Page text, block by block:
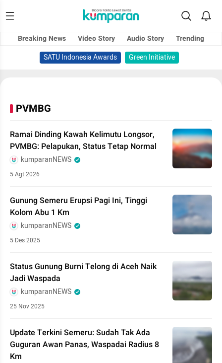
Breaking News Video Story Audio Story
Trending
SATU Indonesia Awards
Green Initiative
PVMBG
Ramai Dinding Kawah Kelimutu Longsor,
PVMBG: Pelapukan, Status Tetap Normal
kumparanNEWS
5 Agt 2026
Gunung Semeru Erupsi Pagi Ini, Tinggi
Kolom Abu 1 Km
kumparanNEWS
5 Des 2025
Status Gunung Burni Telong di Aceh Naik
Jadi Waspada
kumparanNEWS
25 Nov 2025
Update Terkini Semeru: Sudah Tak Ada
Guguran Awan Panas, Waspadai Radius 8
Km